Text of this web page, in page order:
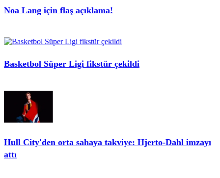
Noa Lang için flaş açıklama!
Basketbol Süper Ligi fikstür çekildi
Hull City'den orta sahaya takviye: Hjerto-Dahl imzayı
attı